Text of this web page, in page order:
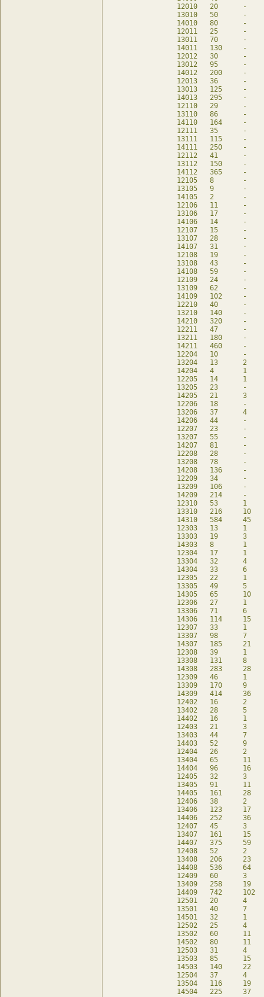
12010	20	-	20	db
13010	50	-	50	db
14010	80	-	80	db
12011	25	-	25	db
13011	70	-	70	db
14011	130	-	130	db
12012	30	-	30	db
13012	95	-	95	db
14012	200	-	200	db
12013	36	-	36	db
13013	125	-	125	db
14013	295	-	295	db
12110	29	-	29	db
13110	86	-	86	db
14110	164	-	164	db
12111	35	-	35	db
13111	115	-	115	db
14111	250	-	250	db
12112	41	-	41	db
13112	150	-	150	db
14112	365	-	365	db
12105	8	-	8	db
13105	9	-	9	db
14105	2	-	2	db
12106	11	-	11	db
13106	17	-	17	db
14106	14	-	14	db
12107	15	-	15	db
13107	28	-	28	db
14107	31	-	31	db
12108	19	-	19	db
13108	43	-	43	db
14108	59	-	59	db
12109	24	-	24	db
13109	62	-	62	db
14109	102	-	102	db
12210	40	-	40	db
13210	140	-	140	db
14210	320	-	320	db
12211	47	-	47	db
13211	180	-	180	db
14211	460	-	460	db
12204	10	-	10	db
13204	13	2	6	db
14204	4	1	-	db
12205	14	1	13	db
13205	23	-	23	db
14205	21	3	11	db
12206	18	-	18	db
13206	37	4	23	db
14206	44	-	44	db
12207	23	-	23	db
13207	55	-	55	db
14207	81	-	81	db
12208	28	-	28	db
13208	78	-	78	db
14208	136	-	136	db
12209	34	-	34	db
13209	106	-	106	db
14209	214	-	214	db
12310	53	1	49	db
13310	216	10	180	db
14310	584	45	404	db
12303	13	1	9	db
13303	19	3	7	db
14303	8	1	-	db
12304	17	1	10	db
13304	32	4	17	db
14304	33	6	9	db
12305	22	1	18	db
13305	49	5	29	db
14305	65	10	27	db
12306	27	1	23	db
13306	71	6	49	db
14306	114	15	54	db
12307	33	1	29	db
13307	98	7	70	db
14307	185	21	107	db
12308	39	1	35	db
13308	131	8	102	db
14308	283	28	171	db
12309	46	1	42	db
13309	170	9	134	db
14309	414	36	282	db
12402	16	2	8	db
13402	28	5	4	db
14402	16	1	-	db
12403	21	3	9	db
13403	44	7	12	db
14403	52	9	4	db
12404	26	2	18	db
13404	65	11	18	db
14404	96	16	16	db
12405	32	3	20	db
13405	91	11	43	db
14405	161	28	31	db
12406	38	2	30	db
13406	123	17	53	db
14406	252	36	84	db
12407	45	3	33	db
13407	161	15	97	db
14407	375	59	117	db
12408	52	2	44	db
13408	206	23	113	db
14408	536	64	248	db
12409	60	3	48	db
13409	258	19	178	db
14409	742	102	310	db
12501	20	4	4	db
13501	40	7	-	db
14501	32	1	-	db
12502	25	4	9	db
13502	60	11	4	db
14502	80	11	-	db
12503	31	4	15	db
13503	85	15	13	db
14503	140	22	4	db
12504	37	4	21	db
13504	116	19	29	db
14504	225	37	17	db